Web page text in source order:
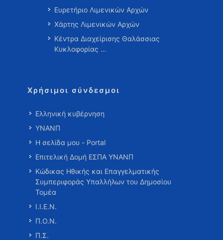
Ευρετήριο Λιμενικών Αρχών
Χάρτης Λιμενικών Αρχών
Κέντρα Διαχείρισης Θαλάσσιας
Κυκλοφορίας …
Χρήσιμοι σύνδεσμοι
Ελληνική κυβέρνηση
ΥΝΑΝΠ
Η σελίδα μου - Portal
Επιτελική Δομή ΕΣΠΑ ΥΝΑΝΠ
Κώδικας Ηθικής και Επαγγελματικής
Συμπεριφοράς Υπαλλήλων του Δημοσίου
Τομέα
Ι.Ι.Ε.Ν.
Π.Ο.Ν.
Π.Σ.